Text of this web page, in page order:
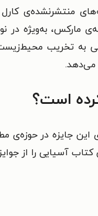
منتشرنشده‌ی
به‌ویژه در
به تخریب
می‌دهد.
است؟